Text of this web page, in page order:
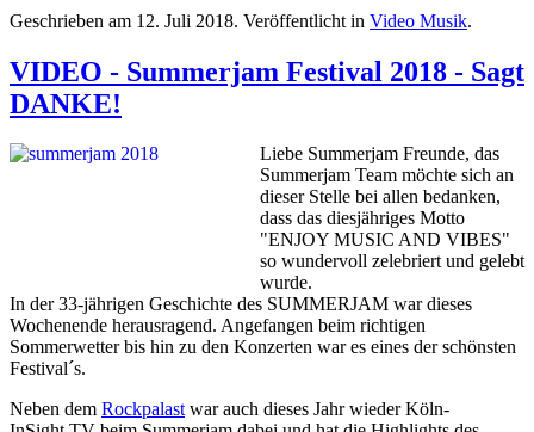
Geschrieben am 12. Juli 2018. Veröffentlicht in Video Musik.
VIDEO - Summerjam Festival 2018 - Sagt
DANKE!
Liebe Summerjam Freunde, das
Summerjam Team möchte sich an
dieser Stelle bei allen bedanken,
dass das diesjähriges Motto
"ENJOY MUSIC AND VIBES"
so wundervoll zelebriert und gelebt
wurde.
In der 33-jährigen Geschichte des SUMMERJAM war dieses
Wochenende herausragend. Angefangen beim richtigen
Sommerwetter bis hin zu den Konzerten war es eines der schönsten
Festival´s.
Neben dem Rockpalastwar auch dieses Jahr wieder Köln-